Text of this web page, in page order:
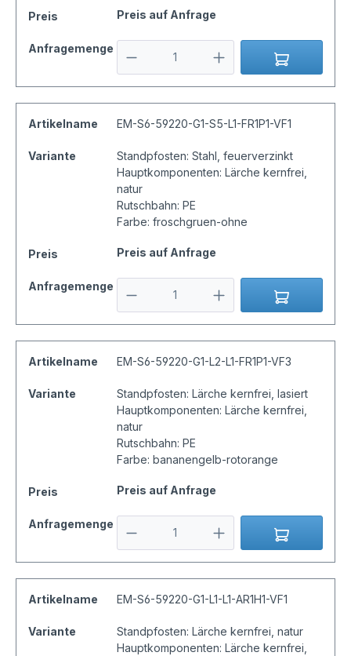
Preis Preis auf Anfrage
Anfragemenge
Artikelname EM-S6-59220-G1-S5-L1-FR1P1-VF1
Variante
Standpfosten: Stahl, feuerverzinkt
Hauptkomponenten: Lärche kernfrei,
natur
Rutschbahn: PE
Farbe: froschgruen-ohne
Preis Preis auf Anfrage
Anfragemenge
Artikelname EM-S6-59220-G1-L2-L1-FR1P1-VF3
Variante
Standpfosten: Lärche kernfrei, lasiert
Hauptkomponenten: Lärche kernfrei,
natur
Rutschbahn: PE
Farbe: bananengelb-rotorange
Preis Preis auf Anfrage
Anfragemenge
Artikelname EM-S6-59220-G1-L1-L1-AR1H1-VF1
Variante
Standpfosten: Lärche kernfrei, natur
Hauptkomponenten: Lärche kernfrei,